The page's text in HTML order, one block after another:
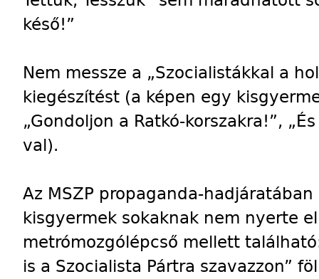
késő!”
Nem messze a „Szocialistákkal a
kiegészítést (a képen egy
„Gondoljon a Ratkó-korszakra!”,
val).
Az MSZP propaganda-
kisgyermek sokaknak nem nyerte
metrómozgólépcső mellett
is a Szocialista Pártra szavazzon”